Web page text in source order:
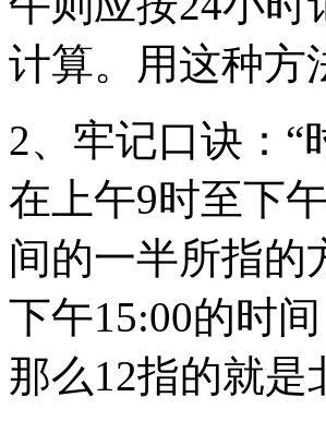
计算。用这种方
2、牢记口诀：“
在上午9时至下
间的一半所指的
下午15:00的时
那么12指的就是